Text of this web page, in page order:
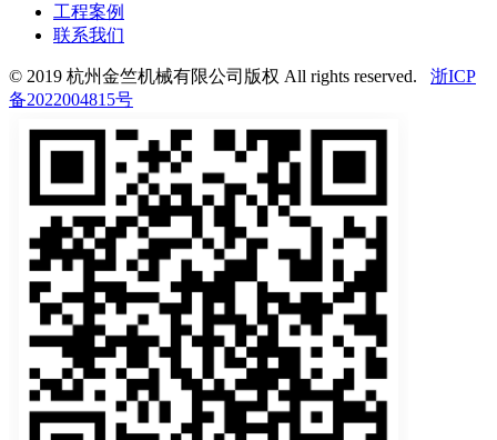
工程案例
联系我们
© 2019 杭州金竺机械有限公司版权 All rights reserved. 浙ICP
备2022004815号